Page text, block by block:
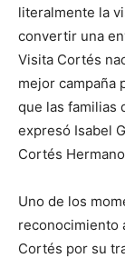
literalmente la
convertir una
Visita Cortés
mejor campaña
que las familias
expresó Isabel
Cortés
Uno de los
reconocimiento
Cortés por su